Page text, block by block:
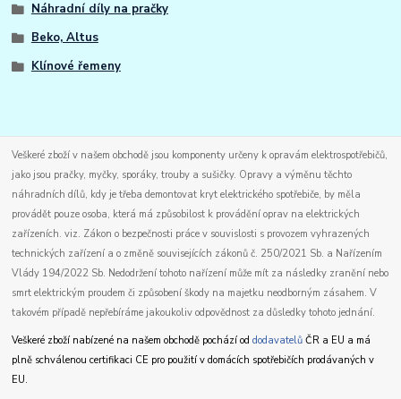
Náhradní díly na pračky
Beko, Altus
Klínové řemeny
Veškeré zboží v našem obchodě jsou komponenty určeny k opravám elektrospotřebičů,
jako jsou pračky, myčky, sporáky, trouby a sušičky. Opravy a výměnu těchto
náhradních dílů, kdy je třeba demontovat kryt elektrického spotřebiče, by měla
provádět pouze osoba, která má způsobilost k provádění oprav na elektrických
zařízeních. viz. Zákon o bezpečnosti práce v souvislosti s provozem vyhrazených
technických zařízení a o změně souvisejících zákonů č. 250/2021 Sb. a Nařízením
Vlády 194/2022 Sb. Nedodržení tohoto nařízení může mít za následky zranění nebo
smrt elektrickým proudem či způsobení škody na majetku neodborným zásahem. V
takovém případě nepřebíráme jakoukoliv odpovědnost za důsledky tohoto jednání.
Veškeré zboží nabízené na našem obchodě pochází oddodavatelů ČR a EU a má
plně schválenou certifikaci CE pro použití v domácích spotřebičích prodávaných v
EU.